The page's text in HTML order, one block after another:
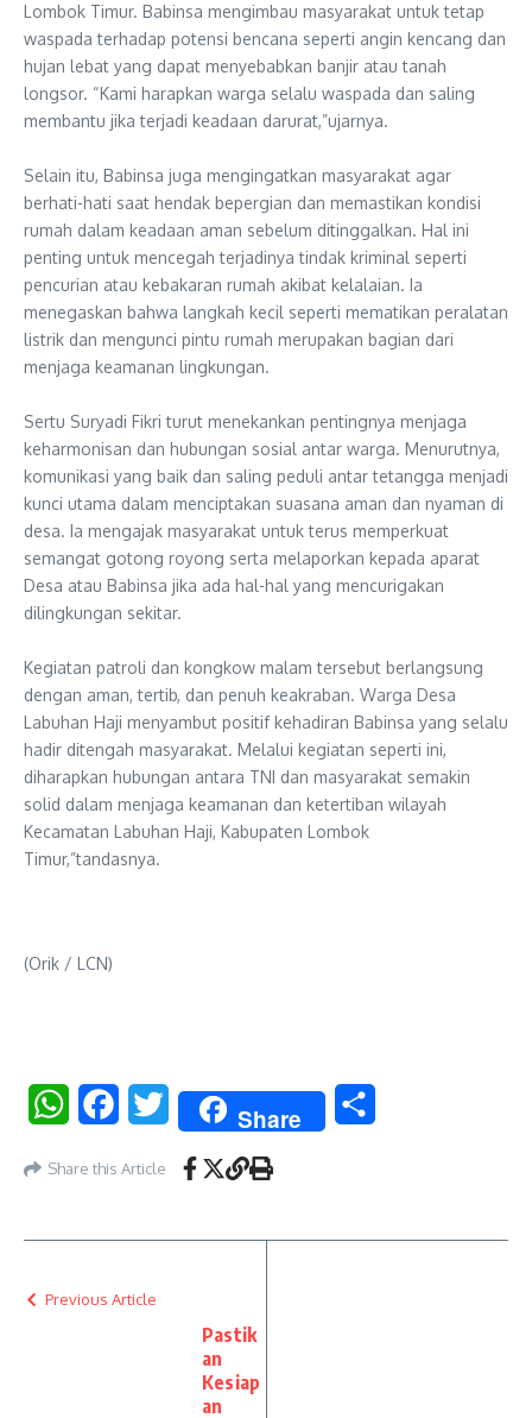
Lombok Timur. Babinsa mengimbau masyarakat untuk tetap
waspada terhadap potensi bencana seperti angin kencang dan
hujan lebat yang dapat menyebabkan banjir atau tanah
longsor. “Kami harapkan warga selalu waspada dan saling
membantu jika terjadi keadaan darurat,”ujarnya.
‎Selain itu, Babinsa juga mengingatkan masyarakat agar
berhati-hati saat hendak bepergian dan memastikan kondisi
rumah dalam keadaan aman sebelum ditinggalkan. Hal ini
penting untuk mencegah terjadinya tindak kriminal seperti
pencurian atau kebakaran rumah akibat kelalaian. Ia
menegaskan bahwa langkah kecil seperti mematikan peralatan
listrik dan mengunci pintu rumah merupakan bagian dari
menjaga keamanan lingkungan.
‎Sertu Suryadi Fikri turut menekankan pentingnya menjaga
keharmonisan dan hubungan sosial antar warga. Menurutnya,
komunikasi yang baik dan saling peduli antar tetangga menjadi
kunci utama dalam menciptakan suasana aman dan nyaman di
desa. Ia mengajak masyarakat untuk terus memperkuat
semangat gotong royong serta melaporkan kepada aparat
Desa atau Babinsa jika ada hal-hal yang mencurigakan
dilingkungan sekitar.
‎Kegiatan patroli dan kongkow malam tersebut berlangsung
dengan aman, tertib, dan penuh keakraban. Warga Desa
Labuhan Haji menyambut positif kehadiran Babinsa yang selalu
hadir ditengah masyarakat. Melalui kegiatan seperti ini,
diharapkan hubungan antara TNI dan masyarakat semakin
solid dalam menjaga keamanan dan ketertiban wilayah
Kecamatan Labuhan Haji, Kabupaten Lombok
Timur,”tandasnya.
(Orik / LCN)
WhatsAppFacebookTwitter Share
Share this Article
Previous Article
Pastik
an
Kesiap
an